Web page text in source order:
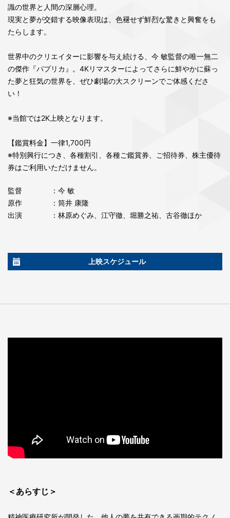
識の世界と人間の深層心理。
現実と夢が交錯する映像表現は、色褪せず鮮烈な驚きと興奮をも
たらします。
世界中のクリエイターに影響を与え続ける、今 敏監督の唯一無二
の傑作『パプリカ』。4Kリマスターによってさらに鮮やかに蘇っ
た夢と狂気の世界を、ぜひ劇場の大スクリーンでご体感くださ
い！
※当館では2K上映となります。
【鑑賞料金】一律1,700円
※特別興行につき、各種割引、各種ご鑑賞券、ご招待券、株主優待
券はご利用いただけません。
監督
：今 敏
原作
：筒井 康隆
出演
：林原めぐみ、江守徹、堀勝之祐、古谷徹ほか
上映スケジュール
＜あらすじ＞